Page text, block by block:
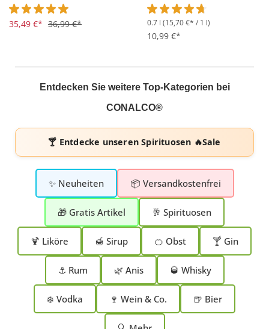
Durchschnittliche Bewertung von 5 von 5 Sternen
35,49 €* 36,99 €* Durchschnittliche
0.7 l (15,70 €* / 1 l)
10,99 €*
Entdecken Sie weitere Top-Kategorien bei
CONALCO®
🍸 Entdecke unserenSpirituosen 🔥Sale
✨ Neuheiten 📦 Versandkostenfrei
🎁 Gratis Artikel 🥂 Spirituosen
🍹 Liköre 🍯 Sirup 🍊 Obst 🍸 Gin
⚓ Rum 🌿 Anis 🥃 Whisky
❄️ Vodka 🍷 Wein & Co. 🍺 Bier